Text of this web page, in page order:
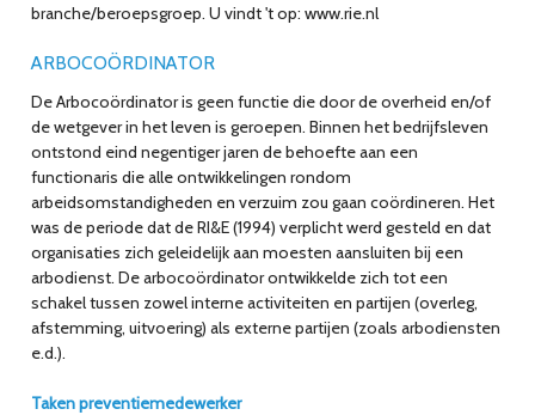
branche/beroepsgroep. U vindt 't op: www.rie.nl
ARBOCOÖRDINATOR
De Arbocoördinator is geen functie die door de overheid en/of
de wetgever in het leven is geroepen. Binnen het bedrijfsleven
ontstond eind negentiger jaren de behoefte aan een
functionaris die alle ontwikkelingen rondom
arbeidsomstandigheden en verzuim zou gaan coördineren. Het
was de periode dat de RI&E (1994) verplicht werd gesteld en dat
organisaties zich geleidelijk aan moesten aansluiten bij een
arbodienst. De arbocoördinator ontwikkelde zich tot een
schakel tussen zowel interne activiteiten en partijen (overleg,
afstemming, uitvoering) als externe partijen (zoals arbodiensten
e.d.).
Taken preventiemedewerker